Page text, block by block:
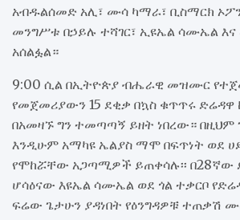
አብዱልሰመድ አሊ፣ ሙሳ ካማራ፣ ቢስማርክ
መንግሥቱ በኃይሉ ተሻገር፣ ኢዩኤል ሳሙኤል
አሰልፏል።
9:00 ሲል በኢትዮጵያ ብሔራዊ መዝሙር
የመጀመሪያውን 15 ደቂቃ በኳስ ቁጥጥሩ
በአመዛኙ ግን ተመጣጣኝ ይዘት ነበረው። በዚህም
እንዲሁም አማካዩ ኤልያስ ማሞ በፍጥነት ወደ
የሞከሯቸው አጋጣሚዎች ይጠቀሳሉ፡፡ በ28ኛው
ሆሳዕናው እዩኤል ሳሙኤል ወደ ጎል ተቃርቦ
ፍሬው ጌታሁን ያዳነበት የዕንግዳዎቹ ተጠቃሽ